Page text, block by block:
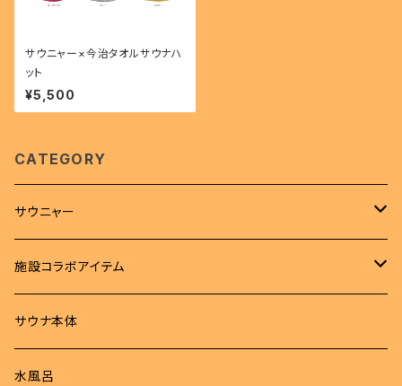
サウニャー×今治タオルサウナハ
ット
¥5,500
CATEGORY
サウニャー
アパレル
Tシャツ
ロンT
サウナハット
サウナマット
施設コラボアイテム
Tシャツ
サウナハット
サウナ本体
水風呂